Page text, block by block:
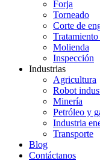
Forja
Torneado
Corte de
Molienda
Inspección
Industrias
Agricultura
Robot
Minería
Petróleo y
Industria
Transporte
Blog
Contáctanos